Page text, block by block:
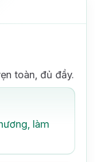
toàn, đủ đầy.
làm